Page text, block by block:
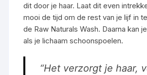
dit door je haar. Laat dit even
mooi de tijd om de rest van je lijf in
de Raw Naturals Wash. Daarna kan
als je lichaam schoonspoelen.
“Het verzorgt je haar,